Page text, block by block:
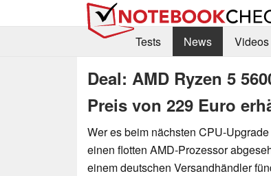
Tests
News Videos
Deal: AMD Ryzen 5
Preis von 229 Euro
Wer es beim nächsten CPU-
einen flotten AMD-Prozessor
einem deutschen Versandhändler